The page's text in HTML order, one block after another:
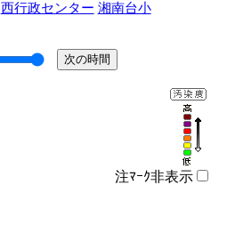
西行政センター 湘南台小
注ﾏｰｸ非表示